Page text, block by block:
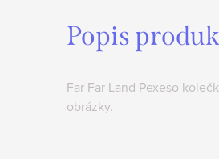
Popis
Far Far Land Pexeso
obrázky.